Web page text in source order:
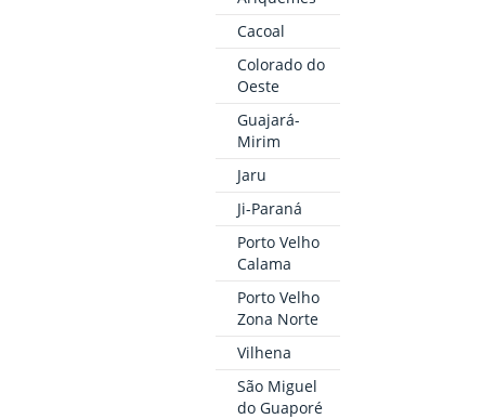
Cacoal
Colorado do
Oeste
Guajará-
Mirim
Jaru
Ji-Paraná
Porto Velho
Calama
Porto Velho
Zona Norte
Vilhena
São Miguel
do Guaporé